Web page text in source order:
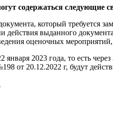
содержаться следующие
который требуется
действия выданного
оценочных
января 2023 года, то есть
от 20.12.2022 г, будут